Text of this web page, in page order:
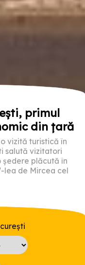
primul
din țară
vizită turistică în
salută vizitatori
ședere plăcută în
lea de Mircea cel